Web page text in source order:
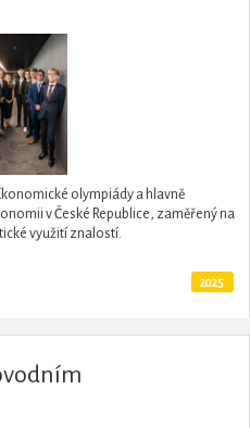
olympiády a hlavně
v České Republice, zaměřený na
využití znalostí.
2025